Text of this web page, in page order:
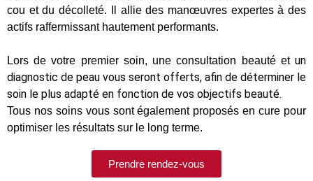
cou et du décolleté. Il allie des manœuvres expertes à des
actifs raffermissant hautement performants.
Lors de votre premier soin, une consultation beauté et un
diagnostic de peau vous seront offerts, afin de déterminer le
soin le plus adapté en fonction de vos objectifs beauté.
Tous nos soins vous sont également proposés en cure pour
optimiser les résultats sur le long terme.
Prendre rendez-vous